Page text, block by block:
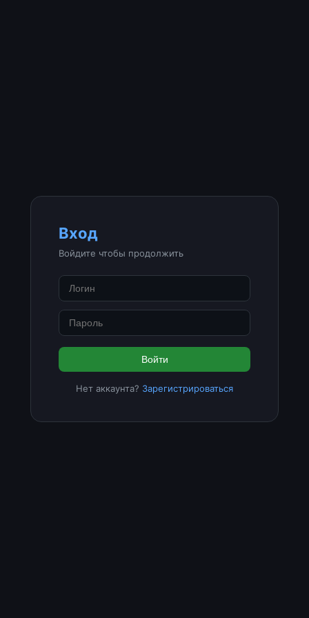
Вход
Войдите чтобы продолжить
Войти
Нет аккаунта? Зарегистрироваться